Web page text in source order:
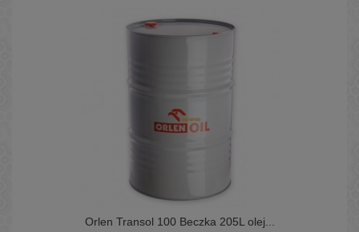
Orlen Transol 100 Beczka 205L olej...